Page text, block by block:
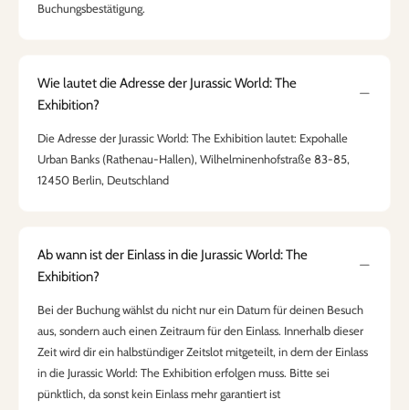
Buchungsbestätigung.
Wie lautet die Adresse der Jurassic World: The
Exhibition?
Die Adresse der Jurassic World: The Exhibition lautet: Expohalle
Urban Banks (Rathenau-Hallen), Wilhelminenhofstraße 83-85,
12450 Berlin, Deutschland
Ab wann ist der Einlass in die Jurassic World: The
Exhibition?
Bei der Buchung wählst du nicht nur ein Datum für deinen Besuch
aus, sondern auch einen Zeitraum für den Einlass. Innerhalb dieser
Zeit wird dir ein halbstündiger Zeitslot mitgeteilt, in dem der Einlass
in die Jurassic World: The Exhibition erfolgen muss. Bitte sei
pünktlich, da sonst kein Einlass mehr garantiert ist